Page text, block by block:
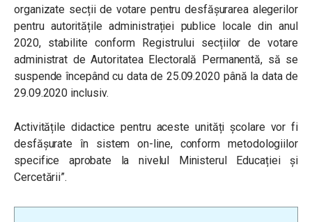
organizate secții de votare pentru desfășurarea alegerilor
pentru autoritățile administrației publice locale din anul
2020, stabilite conform Registrului secțiilor de votare
administrat de Autoritatea Electorală Permanentă, să se
suspende începând cu data de 25.09.2020 până la data de
29.09.2020 inclusiv.
Activitățile didactice pentru aceste unități școlare vor fi
desfășurate în sistem on-line, conform metodologiilor
specifice aprobate la nivelul Ministerul Educației și
Cercetării”.